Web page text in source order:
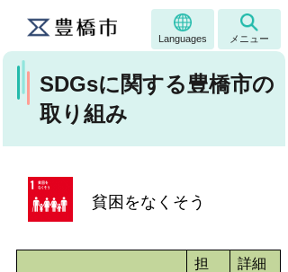
Languages メニュー
SDGsに関する豊橋市の
取り組み
貧困をなくそう
担
詳細